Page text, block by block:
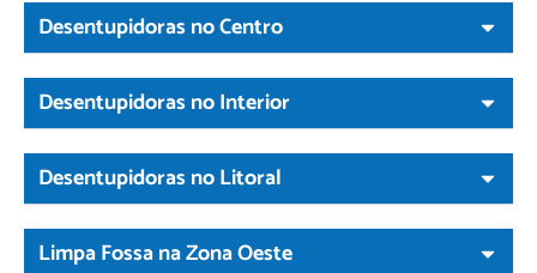
Desentupidoras no Centro
Desentupidoras no Interior
Desentupidoras no Litoral
Limpa Fossa na Zona Oeste